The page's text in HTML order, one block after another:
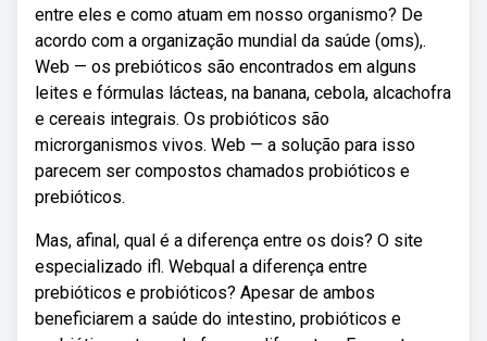
entre eles e como atuam em nosso organismo? De
acordo com a organização mundial da saúde (oms),.
Web — os prebióticos são encontrados em alguns
leites e fórmulas lácteas, na banana, cebola, alcachofra
e cereais integrais. Os probióticos são
microrganismos vivos. Web — a solução para isso
parecem ser compostos chamados probióticos e
prebióticos.
Mas, afinal, qual é a diferença entre os dois? O site
especializado ifl. Webqual a diferença entre
prebióticos e probióticos? Apesar de ambos
beneficiarem a saúde do intestino, probióticos e